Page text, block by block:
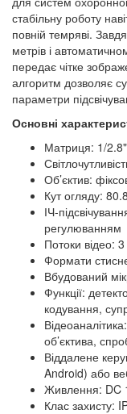
стабільну роботу
повній темряві.
метрів і
передає чітке
алгоритм дозволяє
параметри
Основні
Матриця: 1/
Об’єктив:
Кут огляду:
ІЧ-
регулюванням
Потоки відео:
Формати
Вбудований
Функції:
кодування,
об’єктива,
Віддалене
Android) або
Живлення: DC
Клас захисту: